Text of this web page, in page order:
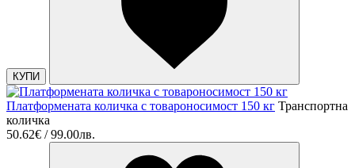
КУПИ
Платформената количка с товароносимост 150 кг Транспортна
количка
50.62€ / 99.00лв.